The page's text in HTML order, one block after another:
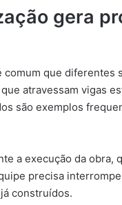
gera
que diferentes
atravessam vigas
são exemplos
a execução da obra,
precisa
construídos.